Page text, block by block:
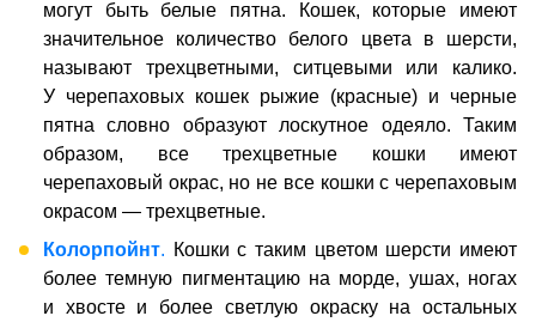
могут быть белые пятна. Кошек, которые имеют
значительное количество белого цвета в шерсти,
называют трехцветными, ситцевыми или калико.
У черепаховых кошек рыжие (красные) и черные
пятна словно образуют лоскутное одеяло. Таким
образом, все трехцветные кошки имеют
черепаховый окрас, но не все кошки с черепаховым
окрасом — трехцветные.
Колорпойнт. Кошки с таким цветом шерсти имеют
более темную пигментацию на морде, ушах, ногах
и хвосте и более светлую окраску на остальных